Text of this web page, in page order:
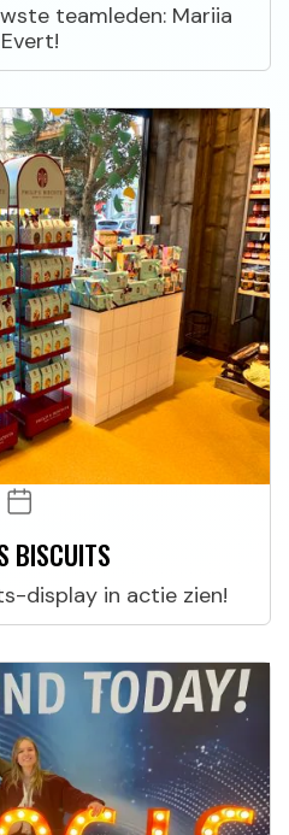
teamleden: Mariia
BISCUITS
display in actie zien!